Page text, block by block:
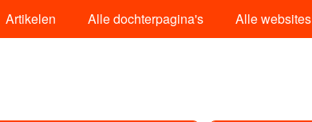
Artikelen Alle dochterpagina's Alle websites